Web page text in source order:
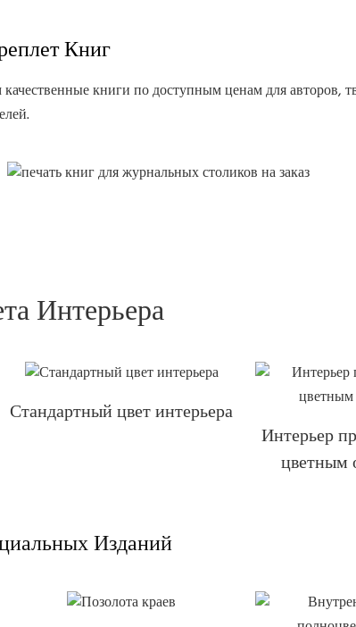
Книг
книги по доступным ценам для авторов,
Интерьера
Стандартный цвет интерьера
Интерьер
цветным
Изданий